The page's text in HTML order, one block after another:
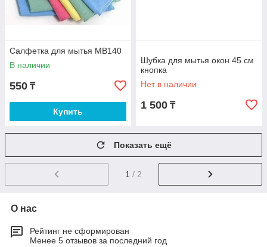
Салфетка для мытья MB140
В наличии
550 ₸
Купить
Шубка для мытья окон 45 см
кнопка
Нет в наличии
1 500 ₸
Показать ещё
1 / 2
О нас
Рейтинг не сформирован
Менее 5 отзывов за последний год